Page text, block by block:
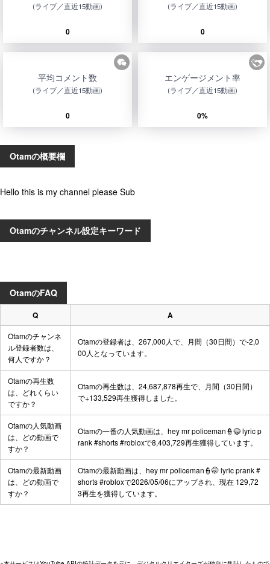
(ライブ／直近15動画)
0
(ライブ／直近15動画)
0
平均コメント数
(ライブ／直近15動画)
0
エンゲージメント率
(ライブ／直近15動画)
0%
Otamの概要欄
Hello this is my channel please Sub
Otamのチャンネル設定キーワード
OtamのFAQ
Q A
Otamのチャンネ
ル登録者数は、
何人ですか？
Otamの登録者は、267,000人で、月間（30日間）で-2,0
00人となっています。
Otamの再生数
は、どれくらい
ですか？
Otamの再生数は、24,687,878再生で、月間（30日間）
で+133,529再生獲得しました。
Otamの人気動画
は、どの動画で
すか？
Otamの一番の人気動画は、 hey mr policeman👮😂 lyric p
rank #shorts #robloxで8,403,729再生獲得しています。
Otamの最新動画
は、どの動画で
すか？
Otamの最新動画は、 hey mr policeman👮🤭 lyric prank #
shorts #robloxで2026/05/06にアップされ、現在 129,72
3再生を獲得しています。